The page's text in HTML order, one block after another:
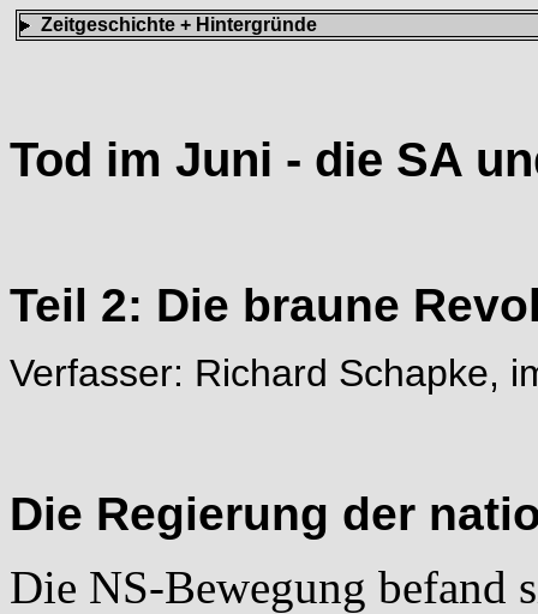
Zeitgeschichte + Hintergründe
Tod im Juni - die SA
Teil 2: Die braune
Verfasser: Richard Schapke,
Die Regierung der
Die NS-Bewegung befand